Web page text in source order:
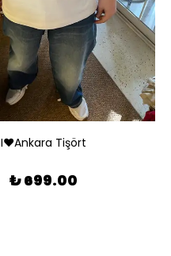
I❤️Ankara Tişört
₺ 699.00